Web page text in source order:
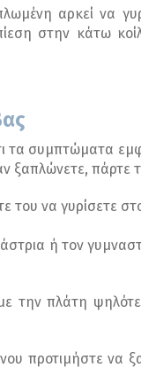
αρκεί να
στην κάτω
τα συμπτώματα
ξαπλώνετε, πάρτε
του να γυρίσετε
ή τον
την πλάτη
προτιμήστε να